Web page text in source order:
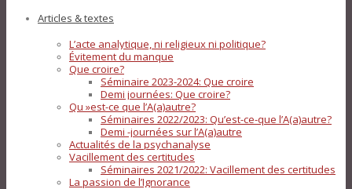
Articles & textes
L’acte analytique, ni religieux ni politique?
Évitement du manque
Que croire?
Séminaire 2023-2024: Que croire
Demi journées: Que croire?
Qu »est-ce que l’A(a)autre?
Séminaires 2022/2023: Qu’est-ce-que l’A(a)autre?
Demi -journées sur l’A(a)autre
Actualités de la psychanalyse
Vacillement des certitudes
Séminaires 2021/2022: Vacillement des certitudes
La passion de l’Ignorance